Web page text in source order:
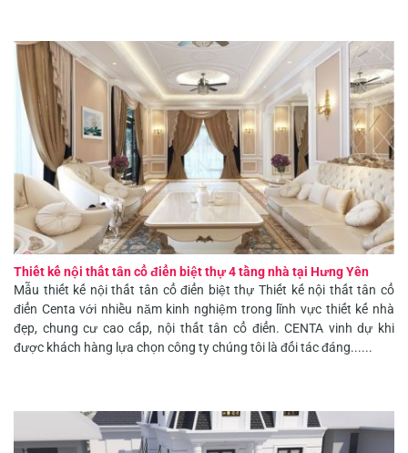
Thiết kế nội thất tân cổ điển biệt thự 4 tầng nhà tại Hưng Yên
Mẫu thiết kế nội thất tân cổ điển biệt thự Thiết kế nội thất tân cổ
điển Centa với nhiều năm kinh nghiệm trong lĩnh vực thiết kế nhà
đẹp, chung cư cao cấp, nội thất tân cổ điển. CENTA vinh dự khi
được khách hàng lựa chọn công ty chúng tôi là đối tác đáng......